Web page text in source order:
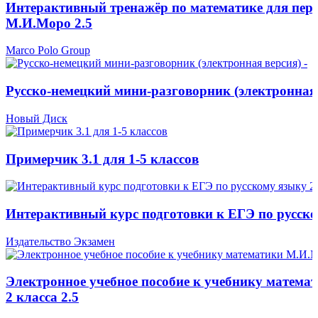
Интерактивный тренажёр по математике для
М.И.Моро 2.5
Marco Polo Group
Русско-немецкий мини-разговорник
Новый Диск
Примерчик 3.1 для 1-5 классов
Интерактивный курс подготовки к ЕГЭ по
Издательство Экзамен
Электронное учебное пособие к учебнику
2 класса 2.5